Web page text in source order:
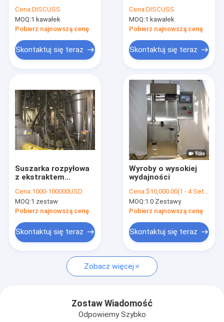
Produkty
O nas
Wycieczka po fabryce
Suszarka rozpyłowa
Laboratoryjna suszarka rozpyłowa
Ciśnieniowa suszarka rozpyłowa
wieprzowej Herbata
w proszku Glukoza
Cena:DISCUSS
MOQ:1 kawałek
Pobierz najnowszą cenę
Skontaktuj się teraz
do ceramiki
ogrzewanej parą /
elektrycznością
Cena:DISCUSS
MOQ:1 kawałek
Pobierz najnowszą cenę
Skontaktuj się teraz
Suszarka rozpyłowa
z ekstraktem
Całkowicie
zamknięta
farmaceutyczna
Cena:1000-100000USD
MOQ:1 zestaw
Pobierz najnowszą cenę
Skontaktuj się teraz
Wyroby o wysokiej
wydajności
Cena:$10,000.00(1 - 4 Sets) $9,000.00(5 - 9 Sets) $8,000.00(>=10 Sets)
MOQ:1.0 Zestawy
Pobierz najnowszą cenę
Skontaktuj się teraz
Zobacz więcej
Zostaw Wiadomość
Odpowiemy Szybko